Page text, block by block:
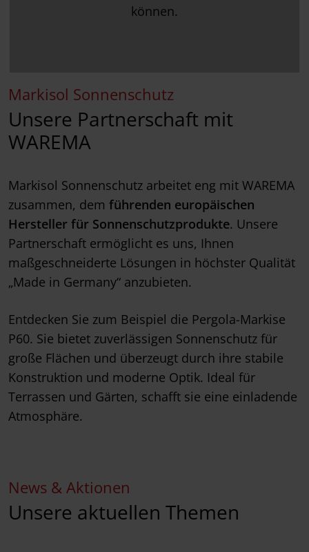
können.
Markisol Sonnenschutz
Unsere Partnerschaft mit
WAREMA
Markisol Sonnenschutz arbeitet eng mit WAREMA
zusammen, dem führenden europäischen
Hersteller für Sonnenschutzprodukte. Unsere
Partnerschaft ermöglicht es uns, Ihnen
maßgeschneiderte Lösungen in höchster Qualität
„Made in Germany“ anzubieten.
Entdecken Sie zum Beispiel die Pergola-Markise
P60. Sie bietet zuverlässigen Sonnenschutz für
große Flächen und überzeugt durch ihre stabile
Konstruktion und moderne Optik. Ideal für
Terrassen und Gärten, schafft sie eine einladende
Atmosphäre.
News & Aktionen
Unsere aktuellen Themen